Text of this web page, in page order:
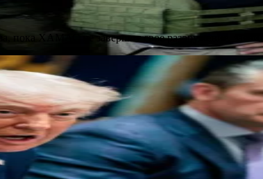
пока ХАМАС не завершит свое разоружение,